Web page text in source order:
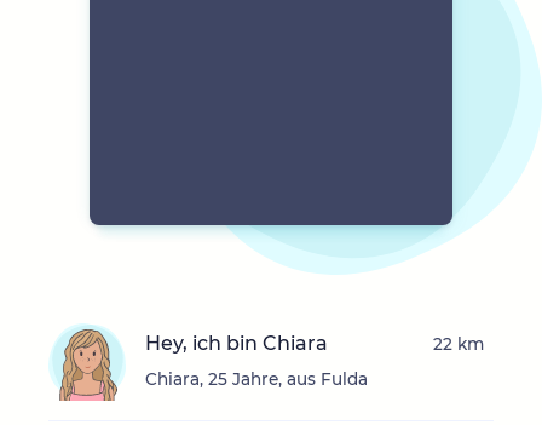
Hey, ich bin Chiara
Chiara, 25 Jahre, aus Fulda
22 km